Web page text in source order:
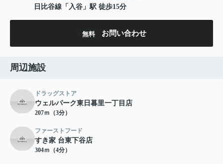
日比谷線 「 入谷 」駅 徒歩15分
無料 お問い合わせ
周辺施設
ドラッグストア
ウェルパーク東日暮里一丁目店
207ｍ（3分）
ファーストフード
すき家 台東下谷店
304ｍ（4分）